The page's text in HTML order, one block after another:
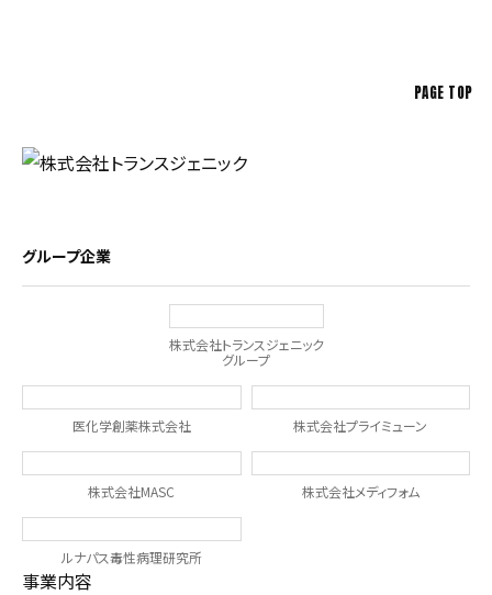
PAGE TOP
グループ企業
株式会社トランスジェニック
グループ
医化学創薬株式会社 株式会社プライミューン
株式会社MASC 株式会社メディフォム
ルナパス毒性病理研究所
事業内容